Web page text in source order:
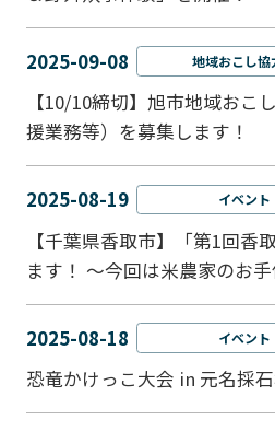
2025-09-08 地域おこし協
【10/10締切】旭市地域おこ
援業務等）を募集します！
2025-08-19 イベント
【千葉県香取市】「第1回香
ます！ ～今回は米農家のお
2025-08-18 イベント
恐竜かけっこ大会 in 元名採